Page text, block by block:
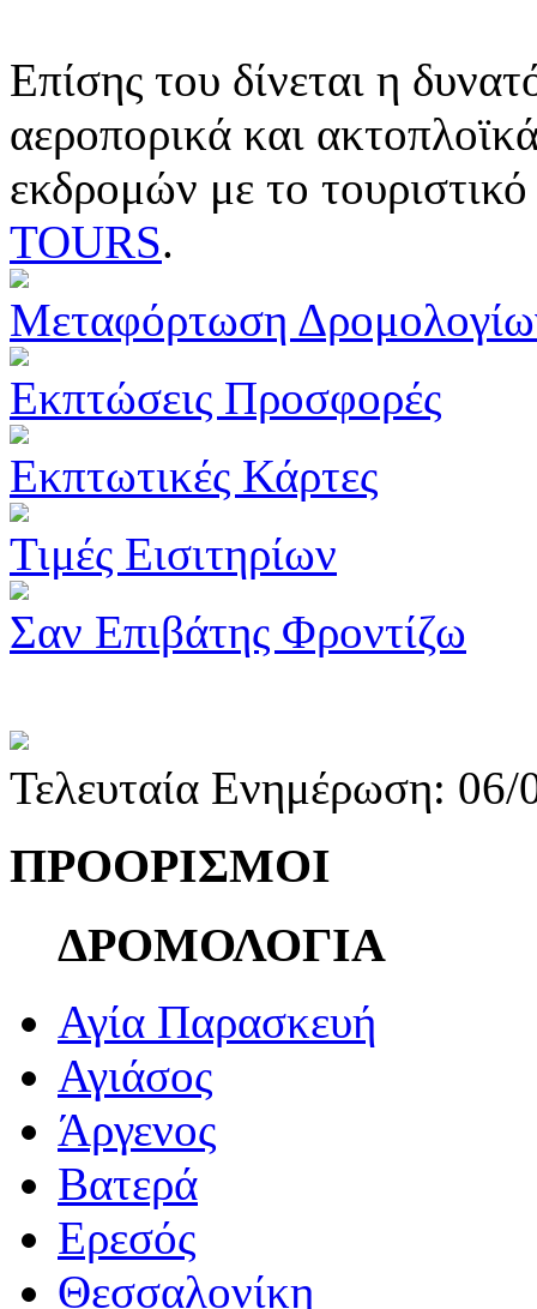
Επίσης του δίνεται η
αεροπορικά και
εκδρομών με το
TOURS.
Μεταφόρτωση
Εκπτώσεις Προσφορές
Εκπτωτικές Κάρτες
Τιμές Εισιτηρίων
Σαν Επιβάτης Φροντίζω
Τελευταία Ενημέρωση:
ΠΡΟΟΡΙΣΜΟΙ
ΔΡΟΜΟΛΟΓΙΑ
Αγία Παρασκευή
Αγιάσος
Άργενος
Βατερά
Ερεσός
Θεσσαλονίκη